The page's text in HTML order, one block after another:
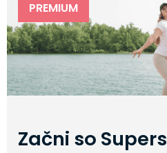
PREMIUM
Začni so